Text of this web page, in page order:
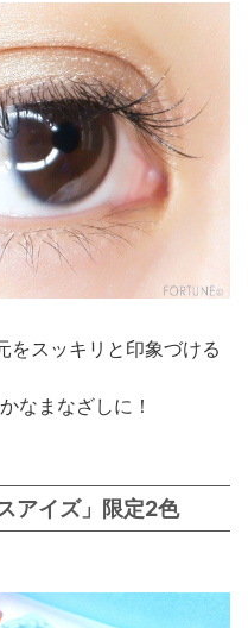
をスッキリと印象づける
なまなざしに！
アイズ」限定2色